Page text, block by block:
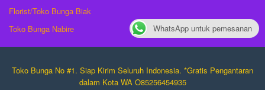
Florist/Toko Bunga Biak
Toko Bunga Nabire
Toko Bunga No #1. Siap Kirim Seluruh Indonesia. *Gratis Pengantaran
dalam Kota WA O85256454935
WhatsApp untuk pemesanan